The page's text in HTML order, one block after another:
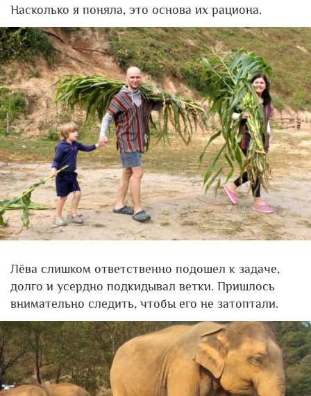
Насколько я поняла, это основа их рациона.
Лёва слишком ответственно подошел к задаче,
долго и усердно подкидывал ветки. Пришлось
внимательно следить, чтобы его не затоптали.